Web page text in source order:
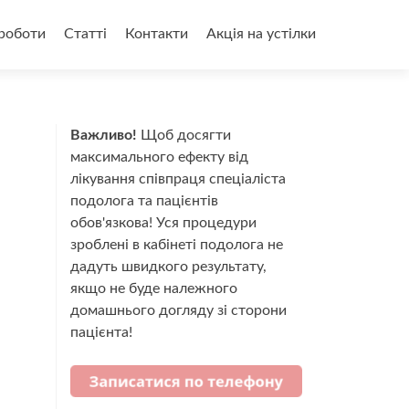
Статті Контакти Акція на устілки
Важливо! Щоб досягти
максимального ефекту від
лікування співпраця спеціаліста
подолога та пацієнтів
обов'язкова! Уся процедури
зроблені в кабінеті подолога не
дадуть швидкого результату,
якщо не буде належного
домашнього догляду зі сторони
пацієнта!